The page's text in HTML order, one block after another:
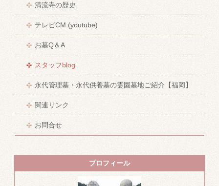
清流寺の歴史
テレビCM (youtube)
お墓Q＆A
スタッフblog
永代管理墓・永代供養墓の霊園墓地ご紹介【福岡】
関連リンク
お問合せ
プロフィール